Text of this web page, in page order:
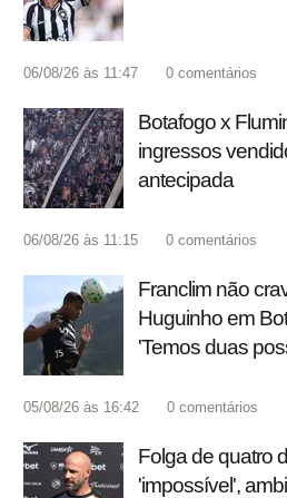
06/08/26 às 11:47 0 comentários
Botafogo x
ingressos
antecipada
06/08/26 às 11:15 0 comentários
Franclim não
Huguinho em
'Temos duas
05/08/26 às 16:42 0 comentários
Folga de quatro
'impossível',